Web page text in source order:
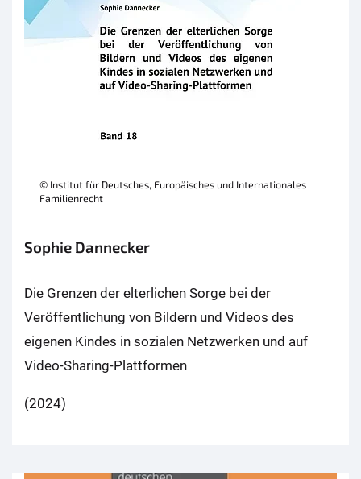
© Institut für Deutsches, Europäisches und Internationales
Familienrecht
Sophie Dannecker
Die Grenzen der elterlichen Sorge bei der
Veröffentlichung von Bildern und Videos des
eigenen Kindes in sozialen Netzwerken und auf
Video-Sharing-Plattformen
(2024)